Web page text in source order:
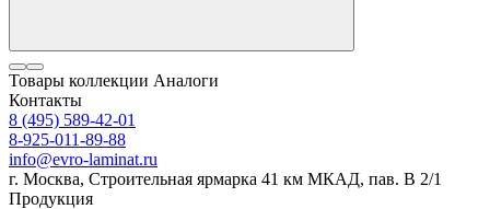
Товары коллекции Аналоги
Контакты
8 (495) 589-42-01
8-925-011-89-88
info@evro-laminat.ru
г. Москва, Строительная ярмарка 41 км МКАД, пав. В 2/1
Продукция